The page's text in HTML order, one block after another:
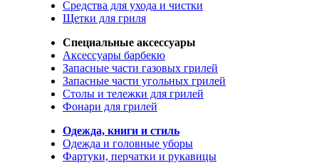
Средства для ухода и чистки
Щетки для гриля
Специальные аксессуары
Аксессуары барбекю
Запасные части газовых грилей
Запасные части угольных грилей
Столы и тележки для грилей
Фонари для грилей
Одежда, книги и стиль
Одежда и головные уборы
Фартуки, перчатки и рукавицы